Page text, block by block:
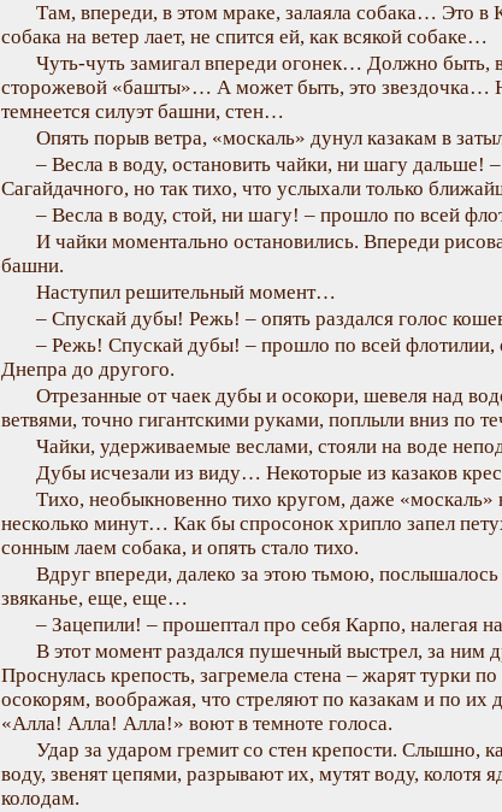
Там, впереди, в этом мраке, залаяла собака… Это в
собака на ветер лает, не спится ей, как всякой собаке…
Чуть-чуть замигал впереди огонек… Должно быть,
сторожевой «башты»… А может быть, это звездочка…
темнеется силуэт башни, стен…
Опять порыв ветра, «москаль» дунул казакам в
– Весла в воду, остановить чайки, ни шагу дальше!
Сагайдачного, но так тихо, что услыхали только
– Весла в воду, стой, ни шагу! – прошло по всей
И чайки моментально остановились. Впереди
башни.
Наступил решительный момент…
– Спускай дубы! Режь! – опять раздался голос
– Режь! Спускай дубы! – прошло по всей флотилии,
Днепра до другого.
Отрезанные от чаек дубы и осокори, шевеля над
ветвями, точно гигантскими руками, поплыли вниз по
Чайки, удерживаемые веслами, стояли на воде
Дубы исчезали из виду… Некоторые из казаков
Тихо, необыкновенно тихо кругом, даже
несколько минут… Как бы спросонок хрипло запел
сонным лаем собака, и опять стало тихо.
Вдруг впереди, далеко за этою тьмою, послышалось
звяканье, еще, еще…
– Зацепили! – прошептал про себя Карпо, налегая
В этот момент раздался пушечный выстрел, за ним
Проснулась крепость, загремела стена – жарят турки
осокорям, воображая, что стреляют по казакам и по
«Алла! Алла! Алла!» воют в темноте голоса.
Удар за ударом гремит со стен крепости. Слышно,
воду, звенят цепями, разрывают их, мутят воду, колотя
колодам.